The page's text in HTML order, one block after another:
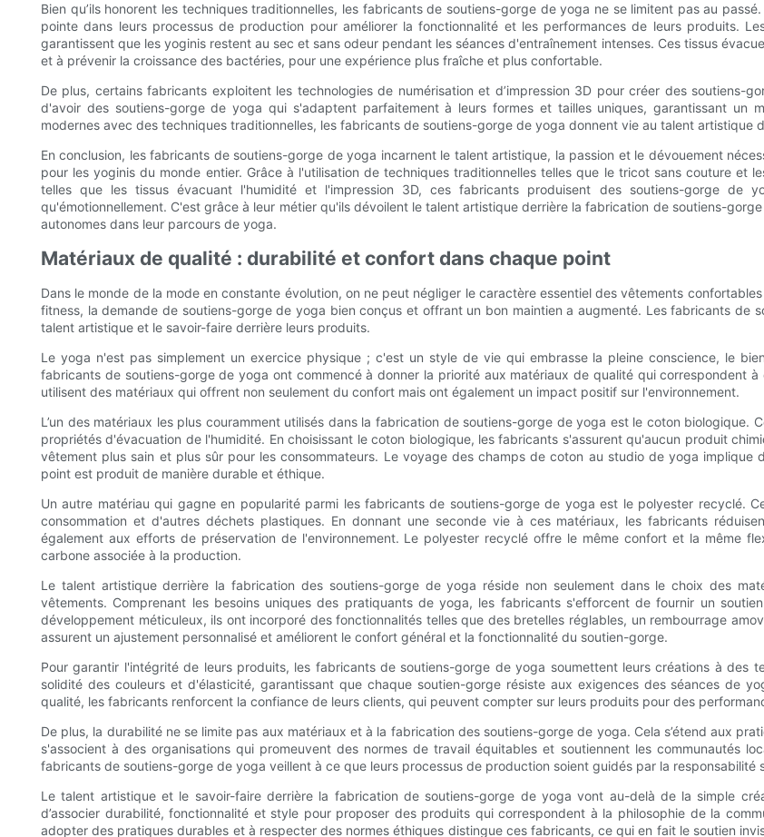
Bien qu’ils honorent les techniques traditionnelles, les fabricants de soutiens-gorge de yoga ne se limitent pas au
pointe dans leurs processus de production pour améliorer la fonctionnalité et les performances de leurs produits.
garantissent que les yoginis restent au sec et sans odeur pendant les séances d'entraînement intenses. Ces tissus
et à prévenir la croissance des bactéries, pour une expérience plus fraîche et plus confortable.
De plus, certains fabricants exploitent les technologies de numérisation et d’impression 3D pour créer des soutiens-
d'avoir des soutiens-gorge de yoga qui s'adaptent parfaitement à leurs formes et tailles uniques, garantissant un
modernes avec des techniques traditionnelles, les fabricants de soutiens-gorge de yoga donnent vie au talent artistique
En conclusion, les fabricants de soutiens-gorge de yoga incarnent le talent artistique, la passion et le dévouement
pour les yoginis du monde entier. Grâce à l'utilisation de techniques traditionnelles telles que le tricot sans couture et
telles que les tissus évacuant l'humidité et l'impression 3D, ces fabricants produisent des soutiens-gorge de
qu'émotionnellement. C'est grâce à leur métier qu'ils dévoilent le talent artistique derrière la fabrication de soutiens-
autonomes dans leur parcours de yoga.
Matériaux de qualité : durabilité et confort dans chaque point
Dans le monde de la mode en constante évolution, on ne peut négliger le caractère essentiel des vêtements
fitness, la demande de soutiens-gorge de yoga bien conçus et offrant un bon maintien a augmenté. Les fabricants de
talent artistique et le savoir-faire derrière leurs produits.
Le yoga n'est pas simplement un exercice physique ; c'est un style de vie qui embrasse la pleine conscience, le
fabricants de soutiens-gorge de yoga ont commencé à donner la priorité aux matériaux de qualité qui correspondent
utilisent des matériaux qui offrent non seulement du confort mais ont également un impact positif sur l'environnement.
L’un des matériaux les plus couramment utilisés dans la fabrication de soutiens-gorge de yoga est le coton
propriétés d'évacuation de l'humidité. En choisissant le coton biologique, les fabricants s'assurent qu'aucun produit
vêtement plus sain et plus sûr pour les consommateurs. Le voyage des champs de coton au studio de yoga
point est produit de manière durable et éthique.
Un autre matériau qui gagne en popularité parmi les fabricants de soutiens-gorge de yoga est le polyester recyclé.
consommation et d'autres déchets plastiques. En donnant une seconde vie à ces matériaux, les fabricants
également aux efforts de préservation de l'environnement. Le polyester recyclé offre le même confort et la même
carbone associée à la production.
Le talent artistique derrière la fabrication des soutiens-gorge de yoga réside non seulement dans le choix des
vêtements. Comprenant les besoins uniques des pratiquants de yoga, les fabricants s'efforcent de fournir un
développement méticuleux, ils ont incorporé des fonctionnalités telles que des bretelles réglables, un rembourrage
assurent un ajustement personnalisé et améliorent le confort général et la fonctionnalité du soutien-gorge.
Pour garantir l'intégrité de leurs produits, les fabricants de soutiens-gorge de yoga soumettent leurs créations à des
solidité des couleurs et d'élasticité, garantissant que chaque soutien-gorge résiste aux exigences des séances de
qualité, les fabricants renforcent la confiance de leurs clients, qui peuvent compter sur leurs produits pour des
De plus, la durabilité ne se limite pas aux matériaux et à la fabrication des soutiens-gorge de yoga. Cela s’étend aux
s'associent à des organisations qui promeuvent des normes de travail équitables et soutiennent les communautés
fabricants de soutiens-gorge de yoga veillent à ce que leurs processus de production soient guidés par la responsabilité
Le talent artistique et le savoir-faire derrière la fabrication de soutiens-gorge de yoga vont au-delà de la simple
d’associer durabilité, fonctionnalité et style pour proposer des produits qui correspondent à la philosophie de la
adopter des pratiques durables et à respecter des normes éthiques distingue ces fabricants, ce qui en fait le soutien